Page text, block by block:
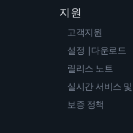
지원
고객지원
설정 |다운로드
릴리스 노트
실시간 서비스
보증 정책